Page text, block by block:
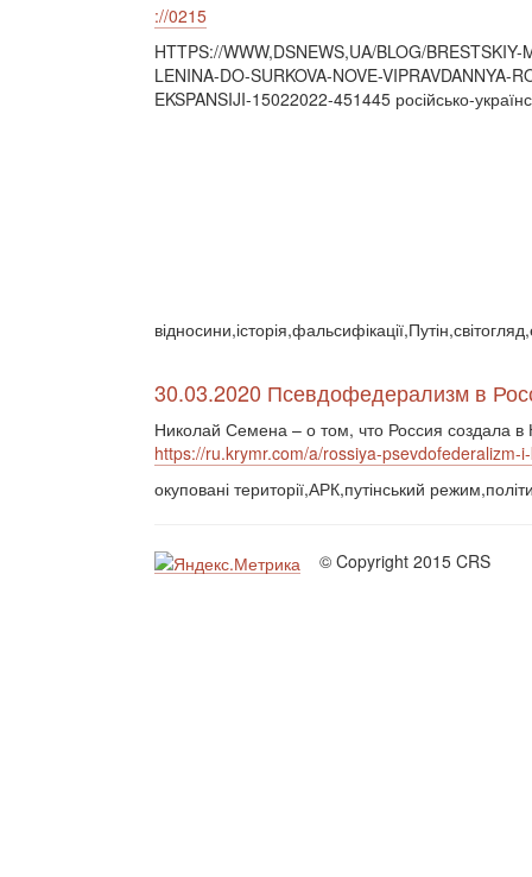
://0215
HTTPS://WWW,DSNEWS,UA/BLOG/BRESTSKIY-
LENINA-DO-SURKOVA-NOVE-VIPRAVDANNYA-
EKSPANSIJI-15022022-451445 російсько-
30.03.2020 Псевдофедерализм в
Николай Семена – о том, что Россия создала
https://ru.krymr.com/a/rossiya-psevdofederalizm-
окуповані території,АРК,путінський
© Copyright 2015 CRS